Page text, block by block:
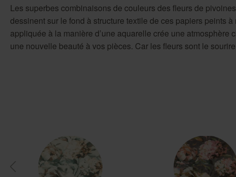
Les superbes combinaisons de couleurs des fleurs de
dessinent sur le fond à structure textile de ces papiers peints
appliquée à la manière d’une aquarelle crée une atmosphère
une nouvelle beauté à vos pièces. Car les fleurs sont le